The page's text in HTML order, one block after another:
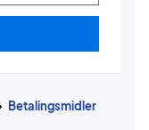
Betalingsmidler